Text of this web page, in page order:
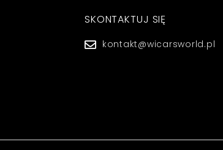
SKONTAKTUJ SIĘ
kontakt@wicarsworld.pl